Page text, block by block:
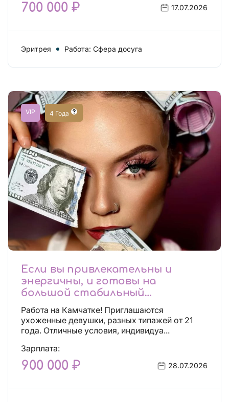
700 000 ₽ 17.07.2026
Эритрея Работа: Сфера досуга
VIP 4 Года
Если вы привлекательны и
энергичны, и готовы на
большой стабильный
заработок, тогда вы уже нашли,
что искали!
Работа на Камчатке! Приглашаются
ухоженные девушки, разных типажей от 21
года. Отличные условия, индивидуа...
Зарплата:
900 000 ₽ 28.07.2026